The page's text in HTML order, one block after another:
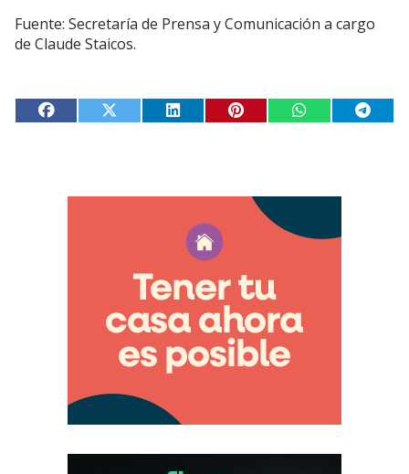
Fuente: Secretaría de Prensa y Comunicación a cargo
de Claude Staicos.